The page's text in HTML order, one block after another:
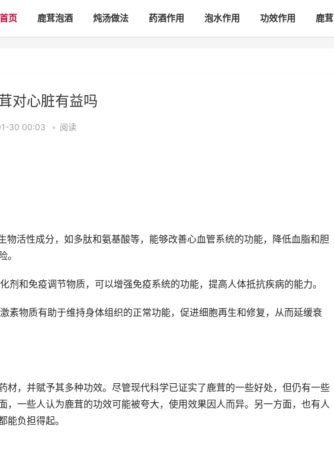
首页 鹿茸泡酒 炖汤做法 药酒作用 泡水作用 功效作用 鹿
对心脏有益吗
30 00:03 • 阅读
物活性成分，如多肽和氨基酸等，能够改善心血管系统的功能，降低血脂和胆
。
剂和免疫调节物质，可以增强免疫系统的功能，提高人体抵抗疾病的能力。
素物质有助于维持身体组织的正常功能，促进细胞再生和修复，从而延缓衰
材，并赋予其多种功效。尽管现代科学已证实了鹿茸的一些好处，但仍有一些
，一些人认为鹿茸的功效可能被夸大，使用效果因人而异。另一方面，也有人
能负担得起。